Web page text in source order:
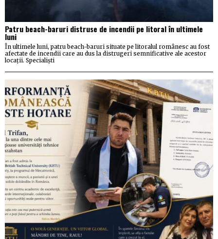
Patru beach-baruri distruse de incendii pe litoral în ultimele
luni
În ultimele luni, patru beach-baruri situate pe litoralul românesc au fost
afectate de incendii care au dus la distrugeri semnificative ale acestor
locații. Specialiști